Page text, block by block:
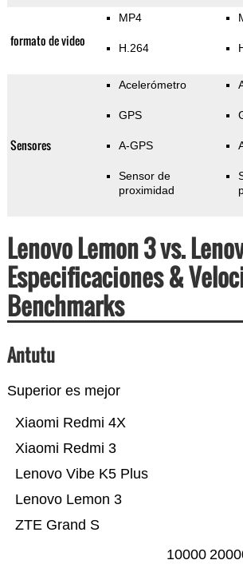
formato de video
MP4
H.264
Sensores
Acelerómetro
GPS
A-GPS
Sensor de
proximidad
Lenovo Lemon 3 vs.
Especificaciones &
Benchmarks
Antutu
Superior es mejor
ZTE Grand S
Lenovo Lemon 3
Lenovo Vibe K5 Plus
Xiaomi Redmi 3
Xiaomi Redmi 4X
10000